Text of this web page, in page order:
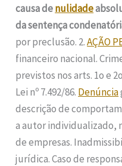
causa denulidade
da sentença
por preclusão. 2.AÇÃO
financeiro nacional.
previstos nos arts. 1o e
Lei nº 7.492/86. Denúncia
descrição de
a autor individualizado,
de empresas.
jurídica. Caso de